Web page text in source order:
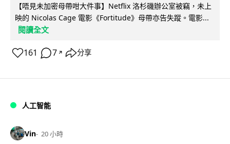
【唔見未加密母帶咁大件事】Netflix 洛杉磯辦公室被竊，未上
映的 Nicolas Cage 電影《Fortitude》母帶亦告失蹤。電影...
閱讀全文
161 7 ↗ 分享
人工智能
Vin 20 小時